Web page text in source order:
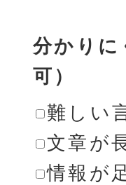
分かりに
可）
難しい
文章が
情報が